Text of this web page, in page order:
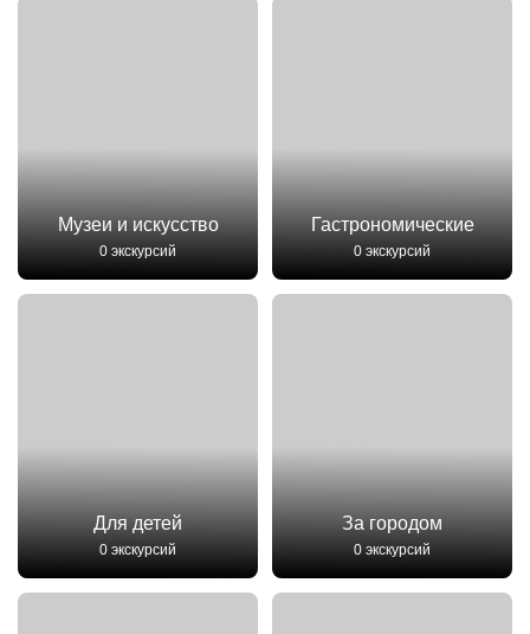
Музеи и искусство
0 экскурсий
Гастрономические
0 экскурсий
Для детей
0 экскурсий
За городом
0 экскурсий